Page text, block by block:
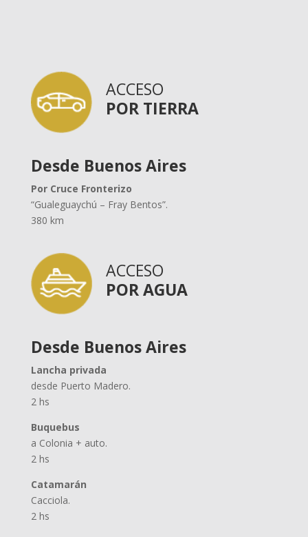
ACCESO
POR TIERRA
Desde Buenos Aires
Por Cruce Fronterizo
“Gualeguaychú – Fray Bentos”.
380 km
ACCESO
POR AGUA
Desde Buenos Aires
Lancha privada
desde Puerto Madero.
2 hs
Buquebus
a Colonia + auto.
2 hs
Catamarán
Cacciola.
2 hs